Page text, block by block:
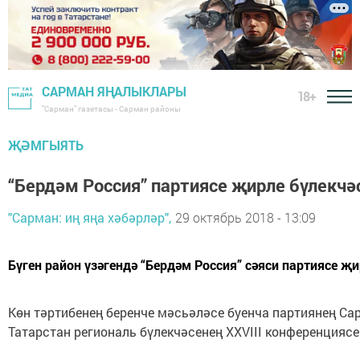
САРМАН ЯҢАЛЫКЛАРЫ
"Сарман" газетасы - Сарман районы
18+
ҖӘМГЫЯТЬ
“Бердәм Россия” партиясе җирле
"Сарман: иң яңа хәбәрләр", 29 октябрь 2018 - 13:09
Бүген район үзәгендә “Бердәм Россия” сәяси партиясе
Көн тәртибенең беренче мәсьәләсе буенча партиянең
Татарстан региональ бүлекчәсенең XXVIII